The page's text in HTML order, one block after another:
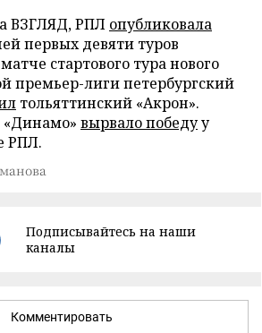
ВЗГЛЯД, РПЛ опубликовала
первых девяти туров
стартового тура нового
премьер-лиги петербургский
тольяттинский «Акрон».
вырвало победуу
РПЛ.
Подписывайтесь на наши
каналы
Комментировать